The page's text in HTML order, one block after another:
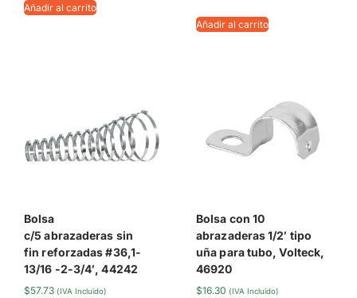
Añadir al carrito
Añadir al carrito
Bolsa
c/5 abrazaderas sin
fin reforzadas #36,1-
13/16 -2-3/4′, 44242
$57.73 (IVA Incluido)
Bolsa con 10
abrazaderas 1/2′ tipo
uña para tubo, Volteck,
46920
$16.30 (IVA Incluido)